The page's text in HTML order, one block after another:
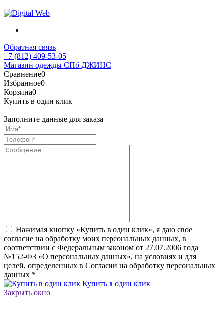
Обратная связь
+7 (812) 409-53-05
Магазин одежды СПб ДЖИНС
Сравнение0
Избранное0
Корзина0
Купить в один клик
Заполните данные для заказа
Нажимая кнопку «Купить в один клик», я даю свое
согласие на обработку моих персональных данных, в
соответствии с Федеральным законом от 27.07.2006 года
№152-ФЗ «О персональных данных», на условиях и для
целей, определенных в Согласии на обработку персональных
данных *
Купить в один клик
Закрыть окно